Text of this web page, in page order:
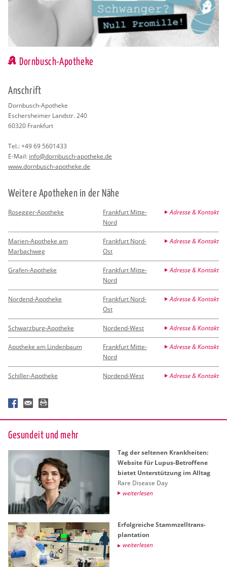
Dornbusch-Apotheke
An­schrift
Dorn­busch-Apo­the­ke
Eschers­hei­mer Land­str. 240
60320 Frank­furt
Tel.:+49 69 5601433
E-Mail: info@​dornbusch-​apotheke.​de
www.​dornbusch-​apotheke.​de
Wei­te­re Apo­the­ken in der Nähe
Rosegger-Apotheke
Frankfurt Mitte-
Nord
Adresse & Kontakt
Marien-Apotheke am
Marbachweg
Frankfurt Nord-
Ost
Adresse & Kontakt
Grafen-Apotheke
Frankfurt Mitte-
Nord
Adresse & Kontakt
Nordend-Apotheke
Frankfurt Nord-
Ost
Adresse & Kontakt
Schwarzburg-Apotheke Nordend-West Adresse & Kontakt
Apotheke am Lindenbaum
Frankfurt Mitte-
Nord
Adresse & Kontakt
Schiller-Apotheke Nordend-West Adresse & Kontakt
Ge­sund­eit und mehr
Tag der sel­te­nen Krank­hei­ten:
Web­site für Lupus-Be­trof­fe­ne
bie­tet Un­ter­stüt­zung im All­tag
Rare Di­sea­se Day
wei­ter­le­sen
Er­folg­rei­che Stamm­zell­trans­
plan­ta­ti­on
wei­ter­le­sen